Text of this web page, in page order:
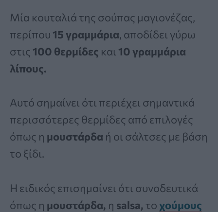
Μία κουταλιά της σούπας μαγιονέζας,
περίπου 15 γραμμάρια, αποδίδει γύρω
στις 100 θερμίδες και 10 γραμμάρια
λίπους.
Αυτό σημαίνει ότι περιέχει σημαντικά
περισσότερες θερμίδες από επιλογές
όπως η μουστάρδα ή οι σάλτσες με βάση
το ξίδι.
Η ειδικός επισημαίνει ότι συνοδευτικά
όπως η μουστάρδα, η salsa, τοχούμους